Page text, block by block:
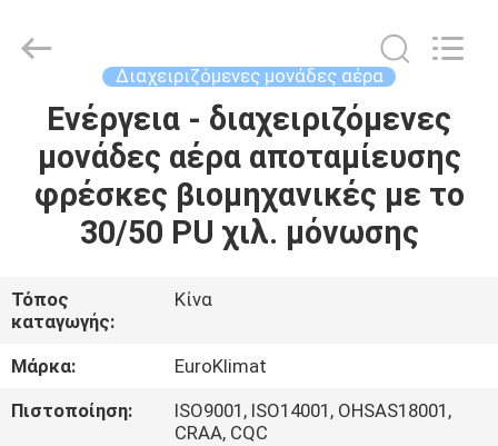
ΣΠΊΤΙ
ΠΡΟΪΌΝΤΑ
ΕΜΕΊΣ
ΓΎΡΟΣ
ΕΡΓΟΣΤΑΣΊΩΝ
Conditioning
Reserved.
Διαχειριζόμενες μονάδες αέρα
Ενέργεια - διαχειριζόμενες
μονάδες αέρα αποταμίευσης
φρέσκες βιομηχανικές με το
30/50 PU χιλ. μόνωσης
Τόπος
καταγωγής:
Κίνα
Μάρκα:
EuroKlimat
Πιστοποίηση:
ISO9001, ISO14001, OHSAS18001,
CRAA, CQC